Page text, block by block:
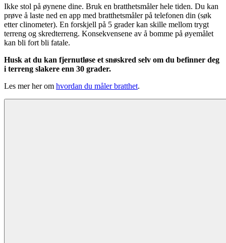
Ikke stol på øynene dine. Bruk en bratthetsmåler hele tiden. Du kan
prøve å laste ned en app med bratthetsmåler på telefonen din (søk
etter clinometer). En forskjell på 5 grader kan skille mellom trygt
terreng og skredterreng. Konsekvensene av å bomme på øyemålet
kan bli fort bli fatale.
Husk at du kan fjernutløse et snøskred selv om du befinner deg
i terreng slakere enn 30 grader.
Les mer her om hvordan du måler bratthet.